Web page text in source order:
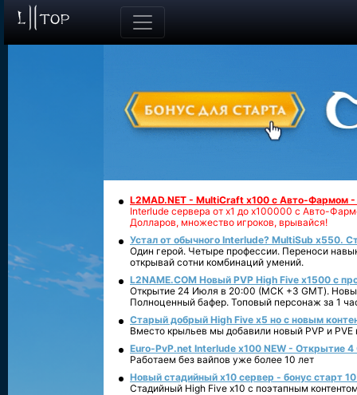
L2MAD.NET - MultiCraft x100 с Авто-Фармом
Interlude сервера от х1 до х100000 с Авто-
Долларов, множество игроков, врывайся!
Устал от обычного Interlude? MultiSub x550.
Один герой. Четыре профессии. Переноси
открывай сотни комбинаций умений.
L2NAME.COM Новый PVP High Five x1500 с
Открытие 24 Июля в 20:00 (МСК +3 GMT).
Полноценный бафер. Топовый персонаж за 1
Старый добрый High Five x5 но с новым
Вместо крыльев мы добавили новый PVP и PVE
Euro-PvP.net Interlude х100 NEW - Открытие 4
Работаем без вайпов уже более 10 лет
Новый стадийный х10 сервер - бонус старт
Стадийный High Five x10 с поэтапным